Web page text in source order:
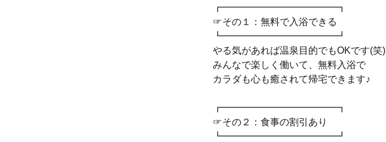
┏━━━━━━━━━━━━┓
☞その１：無料で入浴できる
┗━━━━━━━━━━━━┛
やる気があれば温泉目的でもOKです(笑)
みんなで楽しく働いて、無料入浴で
カラダも心も癒されて帰宅できます♪
┏━━━━━━━━━━━━┓
☞その２：食事の割引あり
┗━━━━━━━━━━━━┛